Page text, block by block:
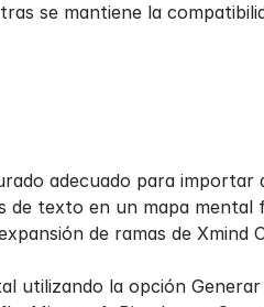
se mantiene la
adecuado para importar
de texto en un mapa mental
de ramas de Xmind
utilizando la opción